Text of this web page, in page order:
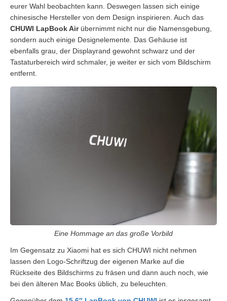
eurer Wahl beobachten kann. Deswegen lassen sich einige
chinesische Hersteller von dem Design inspirieren. Auch das
CHUWI LapBook Airübernimmt nicht nur die Namensgebung,
sondern auch einige Designelemente. Das Gehäuse ist
ebenfalls grau, der Displayrand gewohnt schwarz und der
Tastaturbereich wird schmaler, je weiter er sich vom Bildschirm
entfernt.
Eine Hommage an das große Vorbild
Im Gegensatz zu Xiaomi hat es sich CHUWI nicht nehmen
lassen den Logo-Schriftzug der eigenen Marke auf die
Rückseite des Bildschirms zu fräsen und dann auch noch, wie
bei den älteren Mac Books üblich, zu beleuchten.